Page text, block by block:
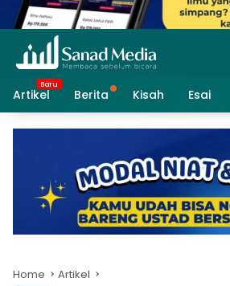
Artikel Berita Kisah Esai
Home Artikel